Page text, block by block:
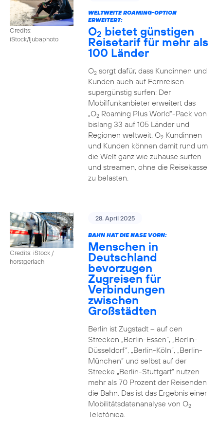
Credits:
iStock/ljubaphoto
WELTWEITE ROAMING-OPTION
ERWEITERT:
O2 bietet günstigen
Reisetarif für mehr als
100 Länder
O2sorgt dafür, dass Kundinnen und
Kunden auch auf Fernreisen
supergünstig surfen: Der
Mobilfunkanbieter erweitert das
„O2Roaming Plus World“-Pack von
bislang 33 auf 105 Länder und
Regionen weltweit. O2Kundinnen
und Kunden können damit rund um
die Welt ganz wie zuhause surfen
und streamen, ohne die Reisekasse
zu belasten.
Credits: iStock /
horstgerlach
28. April 2025
BAHN HAT DIE NASE VORN:
Menschen in
Deutschland
bevorzugen
Zugreisen für
Verbindungen
zwischen
Großstädten
Berlin ist Zugstadt – auf den
Strecken „Berlin-Essen”, „Berlin-
Düsseldorf”, „Berlin-Köln”, „Berlin-
München” und selbst auf der
Strecke „Berlin-Stuttgart“ nutzen
mehr als 70 Prozent der Reisenden
die Bahn. Das ist das Ergebnis einer
Mobilitätsdatenanalyse von O2
Telefónica.